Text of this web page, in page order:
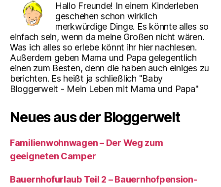
Hallo Freunde! In einem Kinderleben
geschehen schon wirklich
merkwürdige Dinge. Es könnte alles so
einfach sein, wenn da meine Großen nicht wären.
Was ich alles so erlebe könnt ihr hier nachlesen.
Außerdem geben Mama und Papa gelegentlich
einen zum Besten, denn die haben auch einiges zu
berichten. Es heißt ja schließlich "Baby
Bloggerwelt - Mein Leben mit Mama und Papa"
Neues aus der Bloggerwelt
Familienwohnwagen – Der Weg zum
geeigneten Camper
Bauernhofurlaub Teil 2 – Bauernhofpension-